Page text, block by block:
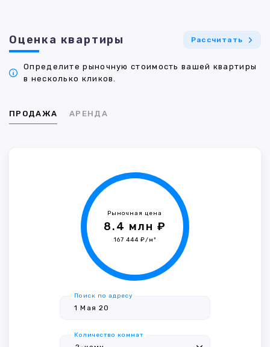
Оценка квартиры Рассчитать
Определите рыночную стоимость вашей квартиры
в несколько кликов.
ПРОДАЖА АРЕНДА
Рыночная цена
8.4 млн ₽
167 444 ₽/м²
Поиск по адресу
Количество комнат